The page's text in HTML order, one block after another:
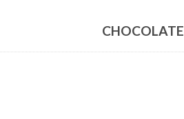
CHOCOLATE